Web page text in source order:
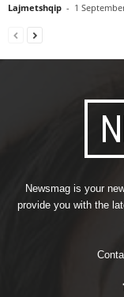
Lajmetshqip - 1
Newsmag is your
provide you with the